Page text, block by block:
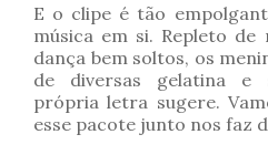
E o clipe é tão
música em si. Repleto
dança bem soltos, os
de diversas gelatina e
própria letra sugere.
esse pacote junto nos faz